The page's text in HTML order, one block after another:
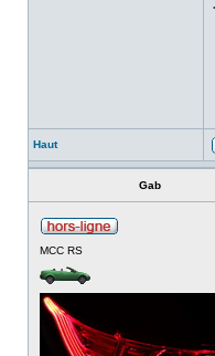
Haut
Gab
MCC RS